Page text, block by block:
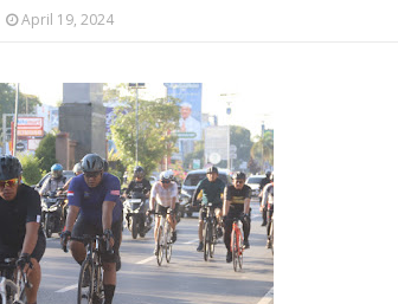
April 19, 2024